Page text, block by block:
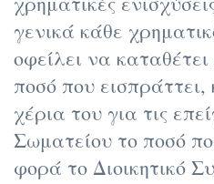
γενικά κάθε
οφείλει να
ποσό που
χέρια του για τις
Σωματείου το ποσό
φορά το Διοικητικό